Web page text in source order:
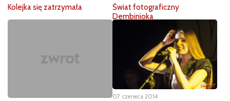
Kolejka się zatrzymała
Świat fotograficzny
Dembinioka
07 czerwca 2014